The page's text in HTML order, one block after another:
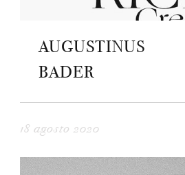
AUGUSTINUS
BADER
18 agosto 2020